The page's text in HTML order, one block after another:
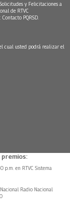
y Felicitaciones a
de RTVC
Contacto PQRSD.
cual usted podrá realizar el
p.m. en RTVC Sistema
Radio Nacional